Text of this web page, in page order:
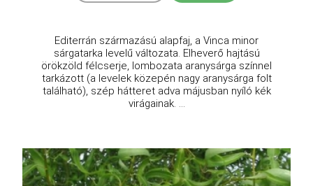
Editerrán származású alapfaj, a Vinca minor
sárgatarka levelű változata. Elheverő hajtású
örökzöld félcserje, lombozata aranysárga színnel
tarkázott (a levelek közepén nagy aranysárga folt
található), szép hátteret adva májusban nyíló kék
virágainak. ...